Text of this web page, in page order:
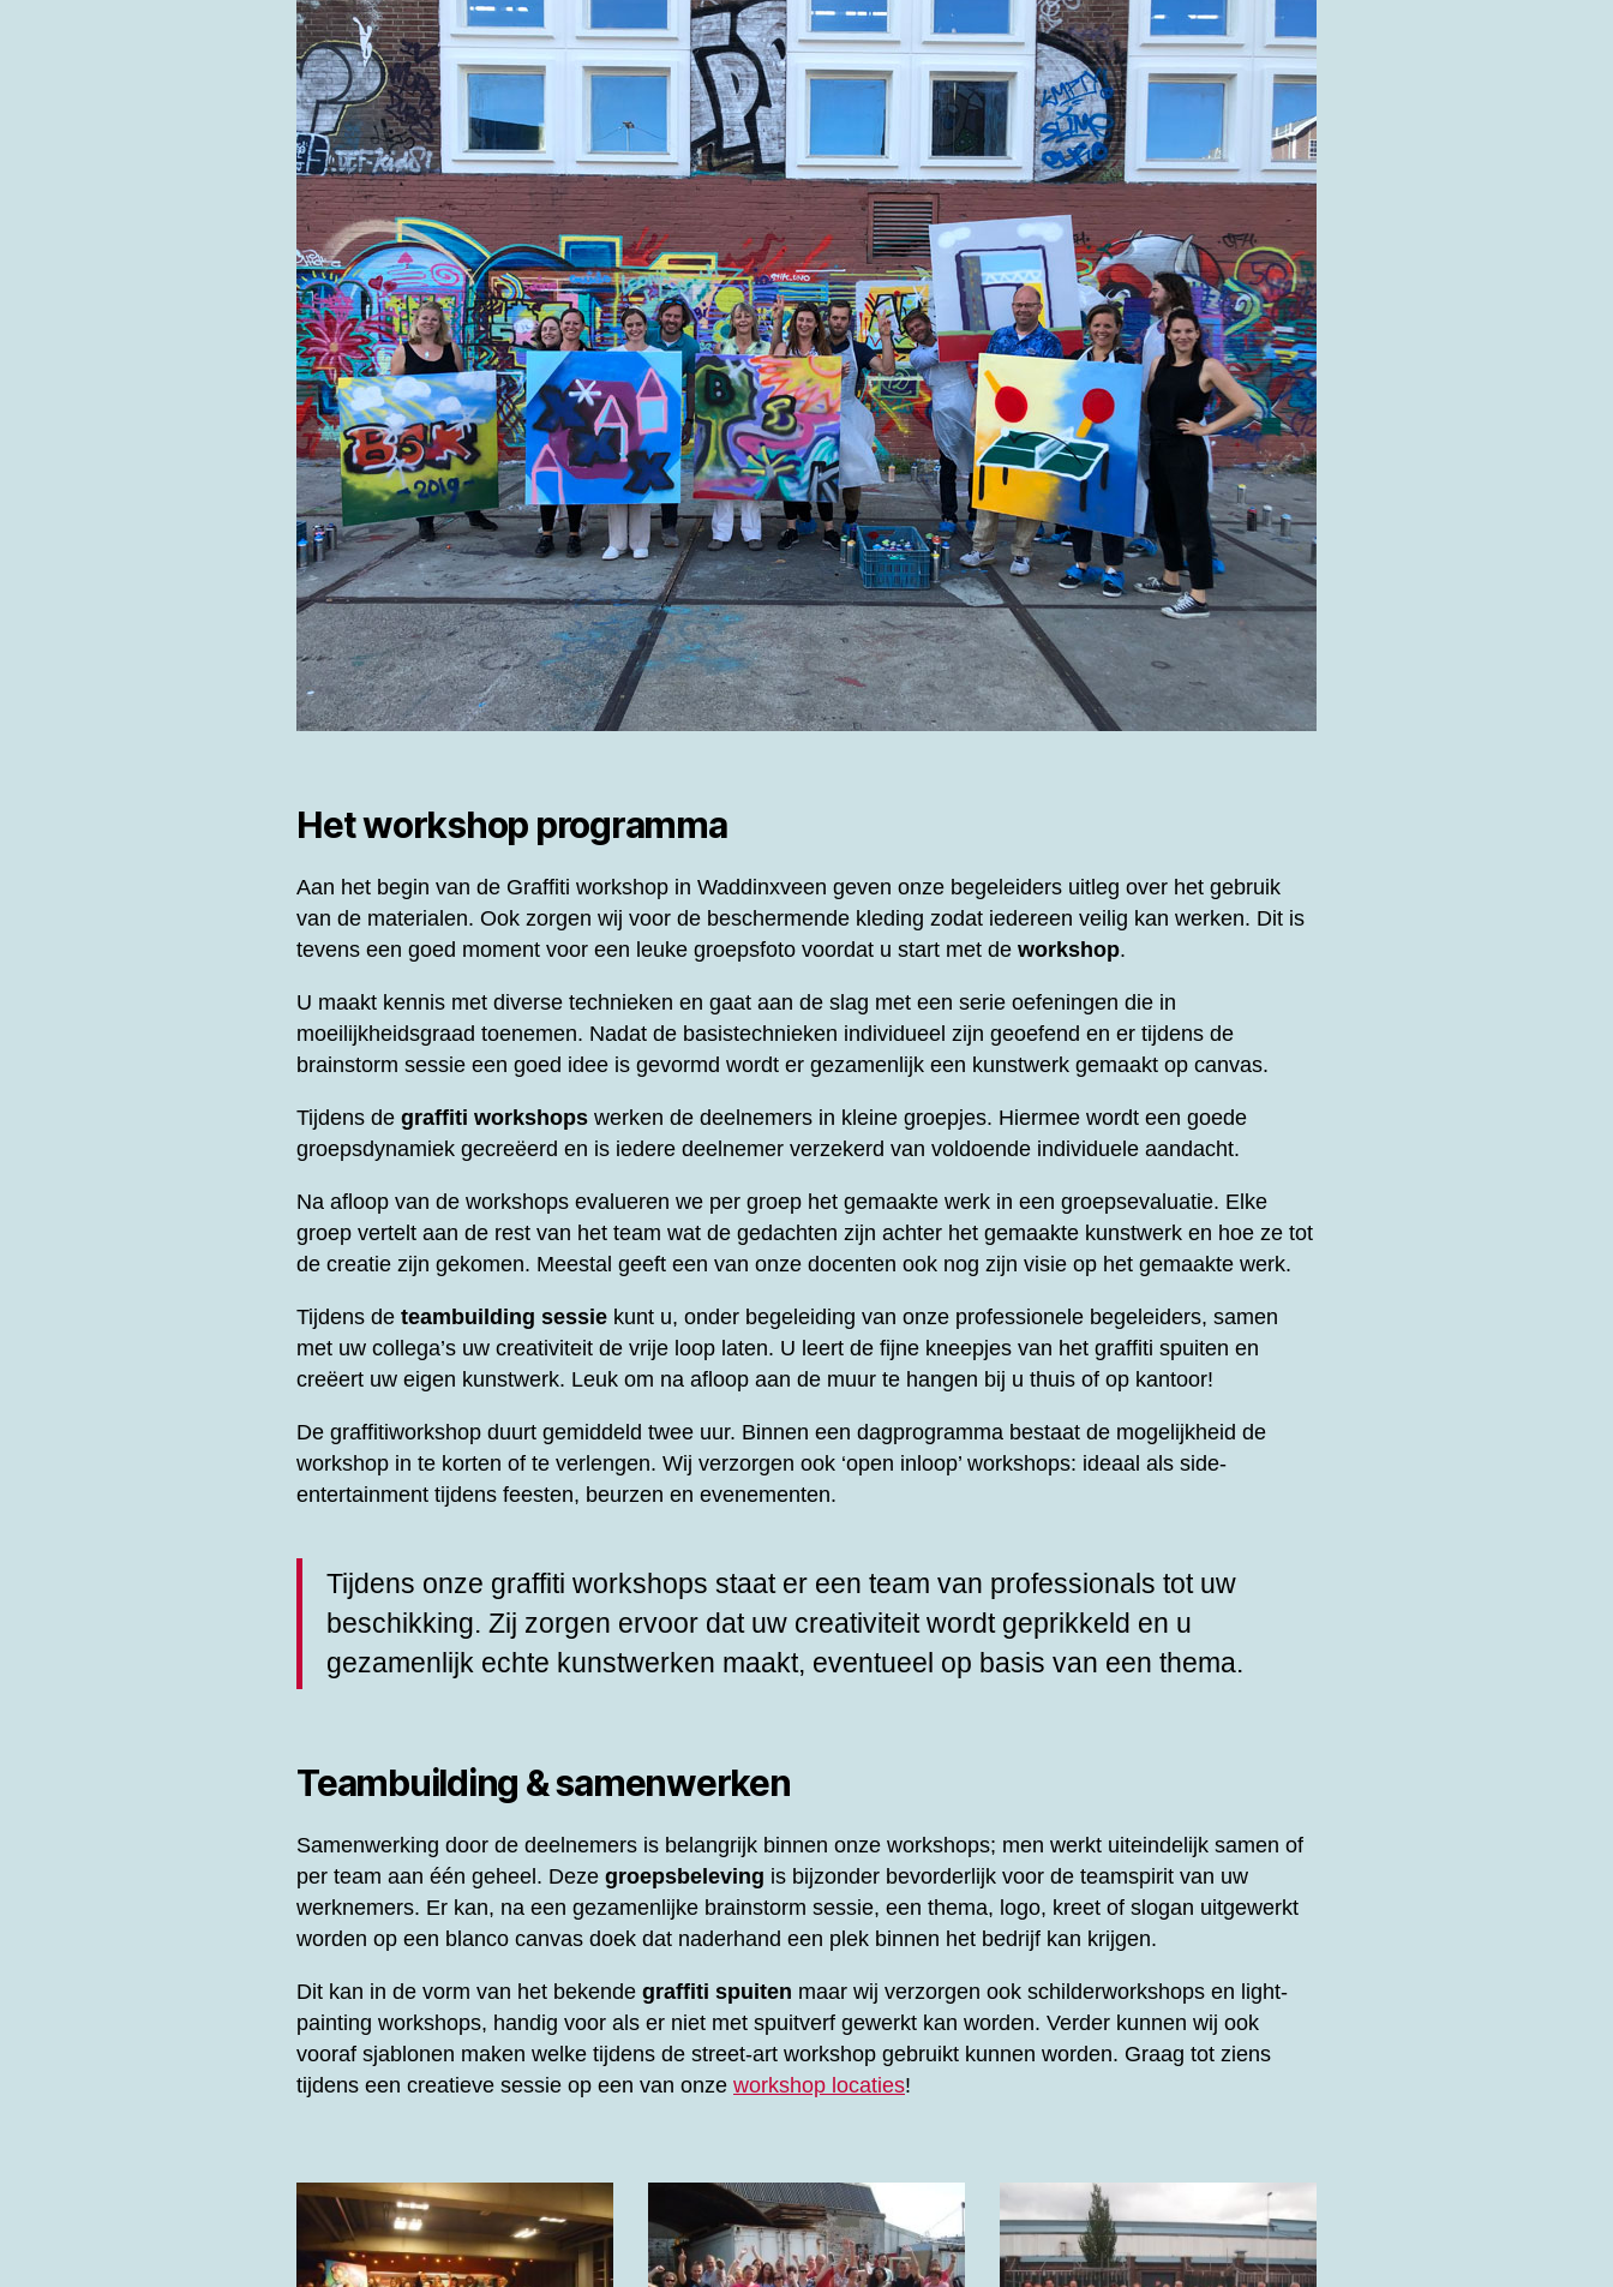
Het workshop programma
Aan het begin van de Graffiti workshop in Waddinxveen geven onze begeleiders uitleg over het gebruik
van de materialen. Ook zorgen wij voor de beschermende kleding zodat iedereen veilig kan werken. Dit is
tevens een goed moment voor een leuke groepsfoto voordat u start met de workshop.
U maakt kennis met diverse technieken en gaat aan de slag met een serie oefeningen die in
moeilijkheidsgraad toenemen. Nadat de basistechnieken individueel zijn geoefend en er tijdens de
brainstorm sessie een goed idee is gevormd wordt er gezamenlijk een kunstwerk gemaakt op canvas.
Tijdens de graffiti workshops werken de deelnemers in kleine groepjes. Hiermee wordt een goede
groepsdynamiek gecreëerd en is iedere deelnemer verzekerd van voldoende individuele aandacht.
Na afloop van de workshops evalueren we per groep het gemaakte werk in een groepsevaluatie. Elke
groep vertelt aan de rest van het team wat de gedachten zijn achter het gemaakte kunstwerk en hoe ze tot
de creatie zijn gekomen. Meestal geeft een van onze docenten ook nog zijn visie op het gemaakte werk.
Tijdens de teambuilding sessie kunt u, onder begeleiding van onze professionele begeleiders, samen
met uw collega’s uw creativiteit de vrije loop laten. U leert de fijne kneepjes van het graffiti spuiten en
creëert uw eigen kunstwerk. Leuk om na afloop aan de muur te hangen bij u thuis of op kantoor!
De graffitiworkshop duurt gemiddeld twee uur. Binnen een dagprogramma bestaat de mogelijkheid de
workshop in te korten of te verlengen. Wij verzorgen ook ‘open inloop’ workshops: ideaal als side-
entertainment tijdens feesten, beurzen en evenementen.
Tijdens onze graffiti workshops staat er een team van professionals tot uw
beschikking. Zij zorgen ervoor dat uw creativiteit wordt geprikkeld en u
gezamenlijk echte kunstwerken maakt, eventueel op basis van een thema.
Teambuilding & samenwerken
Samenwerking door de deelnemers is belangrijk binnen onze workshops; men werkt uiteindelijk samen of
per team aan één geheel. Deze groepsbeleving is bijzonder bevorderlijk voor de teamspirit van uw
werknemers. Er kan, na een gezamenlijke brainstorm sessie, een thema, logo, kreet of slogan uitgewerkt
worden op een blanco canvas doek dat naderhand een plek binnen het bedrijf kan krijgen.
Dit kan in de vorm van het bekende graffiti spuiten maar wij verzorgen ook schilderworkshops en light-
painting workshops, handig voor als er niet met spuitverf gewerkt kan worden. Verder kunnen wij ook
vooraf sjablonen maken welke tijdens de street-art workshop gebruikt kunnen worden. Graag tot ziens
tijdens een creatieve sessie op een van onze workshop locaties!